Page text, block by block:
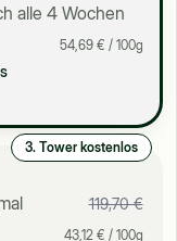
alle 4 Wochen
54,69 € / 100g
3. Tower kostenlos
119,70 €
43,12 € / 100g